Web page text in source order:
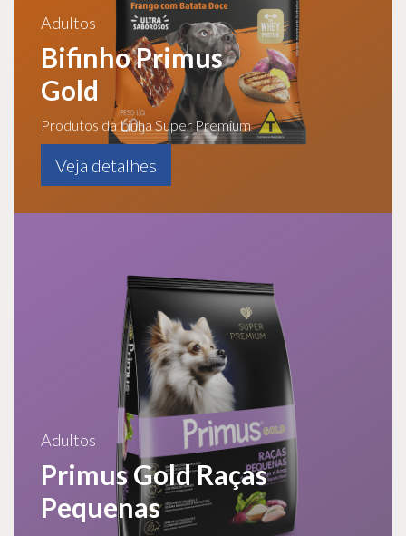
Adultos
Bifinho Primus
Gold
Produtos da Linha Super Premium
Veja detalhes
Adultos
Primus Gold Raças
Pequenas